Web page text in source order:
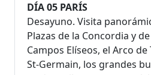
DÍA 05 PARÍS
Desayuno. Visita
Plazas de la Concordia y
Campos Elíseos, el Arco
St-Germain, los grandes